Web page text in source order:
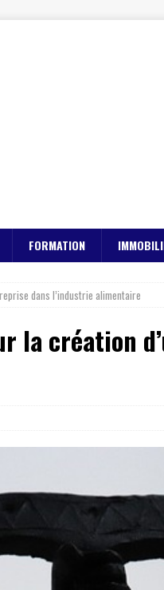
FORMATION
dans l’industrie alimentaire
la création